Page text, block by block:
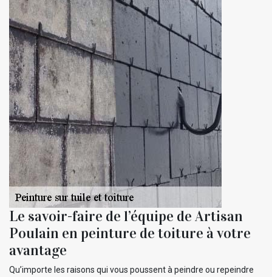
Le savoir-faire de l’équipe de Artisan
Poulain en peinture de toiture à votre
avantage
Qu’importe les raisons qui vous poussent à peindre ou repeindre